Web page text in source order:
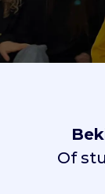
Of